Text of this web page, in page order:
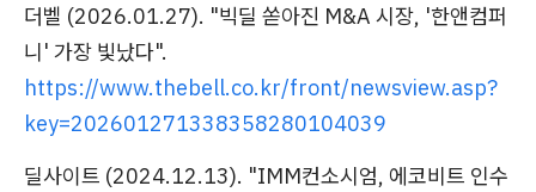
더벨 (2026.01.27). "빅딜 쏟아진 M&A 시장, '한앤컴퍼
니' 가장 빛났다".
https://www.thebell.co.kr/front/newsview.asp?
key=202601271338358280104039
딜사이트 (2024.12.13). "IMM컨소시엄, 에코비트 인수